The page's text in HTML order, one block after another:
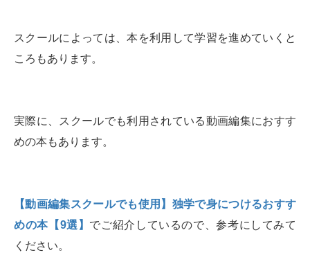
スクールによっては、本を利用して学習を進めていくと
ころもあります。
実際に、スクールでも利用されている動画編集におすす
めの本もあります。
【動画編集スクールでも使用】独学で身につけるおすす
めの本【9選】 でご紹介しているので、参考にしてみて
ください。